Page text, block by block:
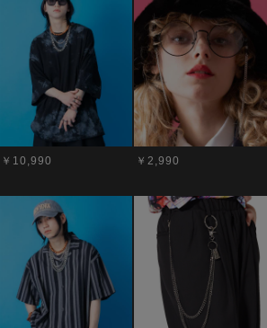
￥10,990 ￥2,990